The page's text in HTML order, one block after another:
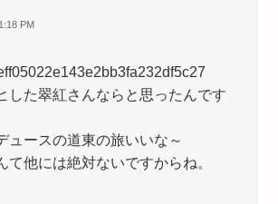
PM
した翠紅さんならと思ったんです
ュースの道東の旅いいな～
て他には絶対ないですからね。